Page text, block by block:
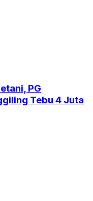
PG
Tebu 4 Juta